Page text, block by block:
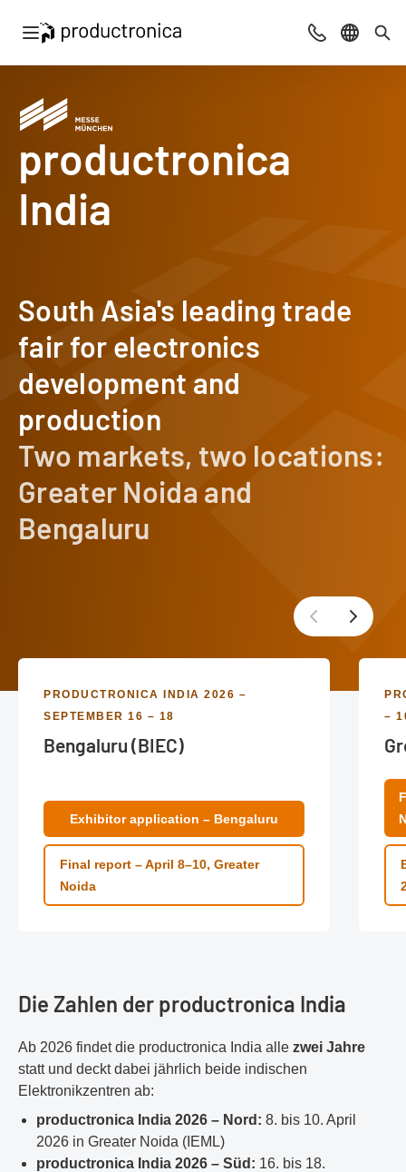
Navigation öffnen Beratung &
Sprache
productronica
India
South Asia's leading trade
fair for electronics
development and
production
Two markets, two locations:
Greater Noida and
Bengaluru
PRODUCTRONICA INDIA 2026 –
SEPTEMBER 16 – 18
Bengaluru (BIEC)
Exhibitor application – Bengaluru
Final report – April 8–10, Greater
Noida
–
Die Zahlen der productronica India
Ab 2026 findet die productronica India alle zwei Jahre
statt und deckt dabei jährlich beide indischen
Elektronikzentren ab:
productronica India 2026 – Nord: 8. bis 10. April
2026 in Greater Noida (IEML)
productronica India 2026 – Süd: 16. bis 18.